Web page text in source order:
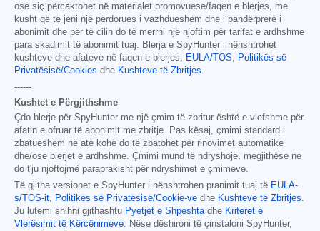
ose siç përcaktohet në materialet promovuese/faqen e blerjes, me
kusht që të jeni një përdorues i vazhdueshëm dhe i pandërprerë i
abonimit dhe për të cilin do të merrni një njoftim për tarifat e ardhshme
para skadimit të abonimit tuaj. Blerja e SpyHunter i nënshtrohet
kushteve dhe afateve në faqen e blerjes, EULA/TOS, Politikës së
Privatësisë/Cookies dhe Kushteve të Zbritjes.
------
Kushtet e Përgjithshme
Çdo blerje për SpyHunter me një çmim të zbritur është e vlefshme për
afatin e ofruar të abonimit me zbritje. Pas kësaj, çmimi standard i
zbatueshëm në atë kohë do të zbatohet për rinovimet automatike
dhe/ose blerjet e ardhshme. Çmimi mund të ndryshojë, megjithëse ne
do t'ju njoftojmë paraprakisht për ndryshimet e çmimeve.
Të gjitha versionet e SpyHunter i nënshtrohen pranimit tuaj të EULA-
s/TOS-it, Politikës së Privatësisë/Cookie-ve dhe Kushteve të Zbritjes.
Ju lutemi shihni gjithashtu Pyetjet e Shpeshtadhe Kriteret e
Vlerësimit të Kërcënimeve. Nëse dëshironi të çinstaloni SpyHunter,